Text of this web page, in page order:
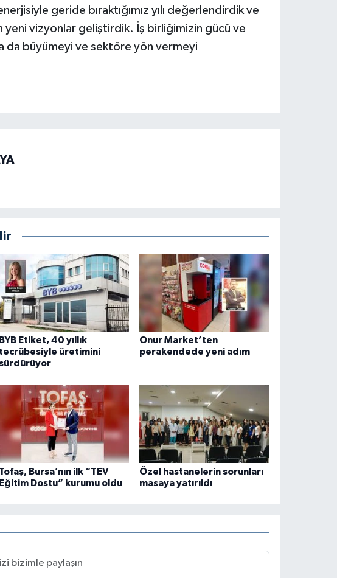
geride bıraktığımız yılı değerlendirdik ve
yeni vizyonlar geliştirdik. İş birliğimizin gücü ve
da büyümeyi ve sektöre yön vermeyi
BYB Etiket, 40 yıllık
tecrübesiyle üretimini
Onur Market’ten
perakendede yeni adım
Tofaş, Bursa’nın ilk “TEV
Eğitim Dostu” kurumu oldu
Özel hastanelerin sorunları
masaya yatırıldı